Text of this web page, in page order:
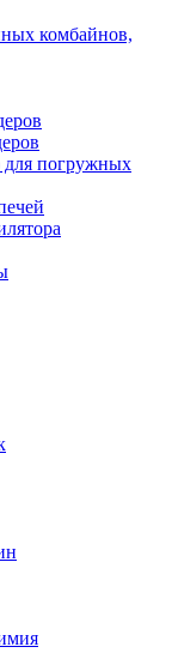
комбайнов,
для погружных